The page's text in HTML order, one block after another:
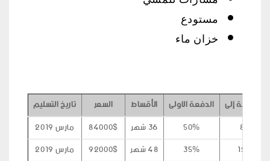
مستودع
خزان ماء
المساحة إلى الدفعة الاولى الأقساط السعر
تاريخ التسليم
82
50% 36 شهر 84000$
مارس 2019
122
35% 48 شهر 92000$
مارس 2019